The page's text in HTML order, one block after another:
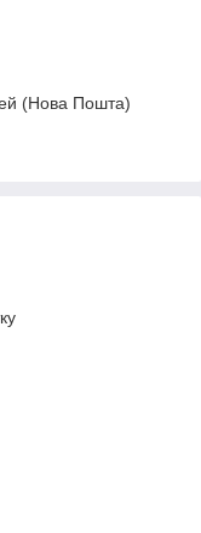
(Нова Пошта)